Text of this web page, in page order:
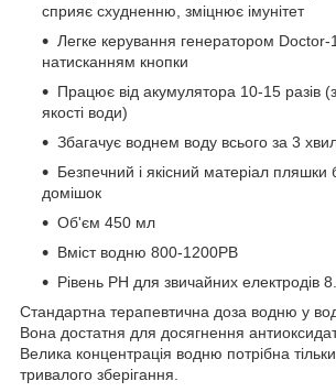
сприяє схудненню, зміцнює імунітет
Легке керування генератором
натисканням кнопки
Працює від акумулятора 10-15 разів
якості води)
Збагачує воднем воду всього за 3
Безпечний і якісний матеріал пляшки
домішок
Об'єм 450 мл
Вміст водню 800-1200РВ
Рівень РН для звичайних електродів
Стандартна терапевтична доза водню у
Вона достатня для досягнення
Велика концентрація водню потрібна
тривалого зберігання.